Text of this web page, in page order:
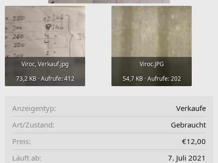
Viroc, Verkauf.jpg
73,2 KB · Aufrufe: 412
Viroc.JPG
54,7 KB · Aufrufe: 202
Anzeigentyp
Verkaufe
Art/Zustand
Gebraucht
Preis
€12,00
Läuft ab
7. Juli 2021